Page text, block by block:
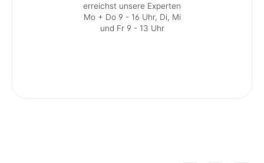
erreichst unsere Experten
Mo + Do 9 - 16 Uhr, Di, Mi
und Fr 9 - 13 Uhr